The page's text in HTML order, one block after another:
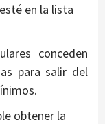
en la lista
conceden
para salir del
obtener la